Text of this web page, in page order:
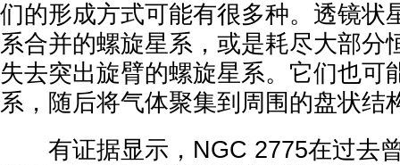
们的形成方式可能有很多种。透镜状
系合并的螺旋星系，或是耗尽大部分
失去突出旋臂的螺旋星系。它们也可
系，随后将气体聚集到周围的盘状结
有证据显示，NGC 2775在过去